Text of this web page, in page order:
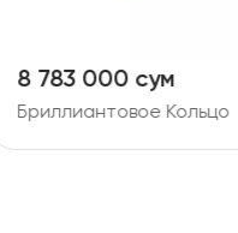
14 196